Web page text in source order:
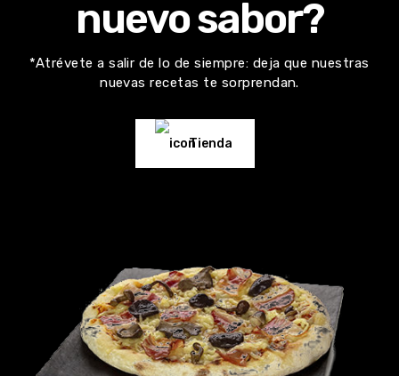
nuevo sabor?
*Atrévete a salir de lo de siempre: deja que nuestras
nuevas recetas te sorprendan.
Tienda